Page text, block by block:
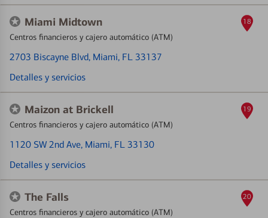
Miami Midtown
Centros financieros y cajero automático (ATM)
2703 Biscayne Blvd, Miami, FL 33137
Detalles y servicios
18
Maizon at Brickell
Centros financieros y cajero automático (ATM)
1120 SW 2nd Ave, Miami, FL 33130
Detalles y servicios
19
The Falls
Centros financieros y cajero automático (ATM)
20